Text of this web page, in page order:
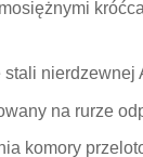
nierdzewnej
na rurze
komory